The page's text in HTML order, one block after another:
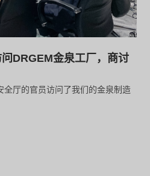
DRGEM金泉工厂，商讨
全厅的官员访问了我们的金泉制造